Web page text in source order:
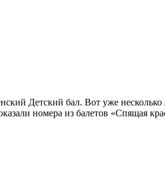
Детский бал. Вот уже
номера из балетов «Спящая